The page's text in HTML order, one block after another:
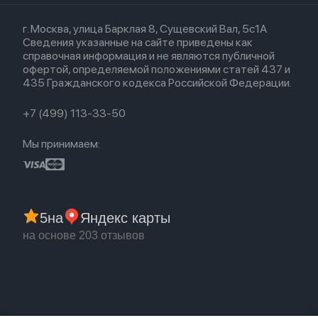
Airpods 2
Airpods (1-е)
Для Apple Watch
Политика конфиденциальности
Оплата и доставка
Партнерская программа
Гарантия
Обмен и возврат
Trade-in
Новые поступления
Популярное
Акции
г. Москва, улица Барклая 8, Сущевский Вал, 5с1А
Сведения указанные на сайте приведены как
справочная информация и не являются публичной
офертой, определяемой положениями статей 437 и
435 Гражданского кодекса Российской Федерации.
+7 (499) 113-33-50
Мы принимаем:
5на Яндекс карты
на основе 203 отзывов